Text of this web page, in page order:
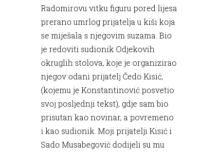
Radomirovu vitku figuru pored lijesa
prerano umrlog prijatelja u kiši koja
se miješala s njegovim suzama. Bio
je redoviti sudionik Odjekovih
okruglih stolova, koje je organizirao
njegov odani prijatelj Čedo Kisić,
(kojemu je Konstantinović posvetio
svoj posljednji tekst), gdje sam bio
prisutan kao novinar, a povremeno
i kao sudionik. Moji prijatelji Kisić i
Sado Musabegović dodijeli su mu